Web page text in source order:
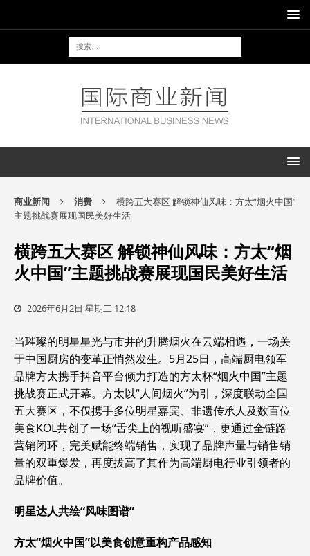
商业新闻 消费
横跨五大赛区 解锁神仙风味：方太“烟火中国”
主题挑战赛展现国民美好生活
横跨五大赛区 解锁神仙风味：方太“烟
火中国”主题挑战赛展现国民美好生活
2026年6月2日 星期二 12:18
当璀璨的明星星光与市井的升腾烟火在云端相遇，一场关
于中国厨房的变革正悄然发生。5月25日，高端厨电领军
品牌方太携手抖音平台倾力打造的方太杯“烟火中国”主题
挑战赛正式开幕。方太以“人间烟火”为引，深度联动全国
五大赛区，不仅携手多位明星嘉宾、非遗传承人及数百位
美食KOL共创了一场“舌尖上的视听盛宴”，更通过全链路
营销闭环，完美赋能终端销售，实现了品牌声量与销售销
量的双重爆发，再度拔高了其作为高端厨电行业引领者的
品牌价值。
明星达人共绘“风味图谱”
方太“烟火中国”以美食创意重构产品感知